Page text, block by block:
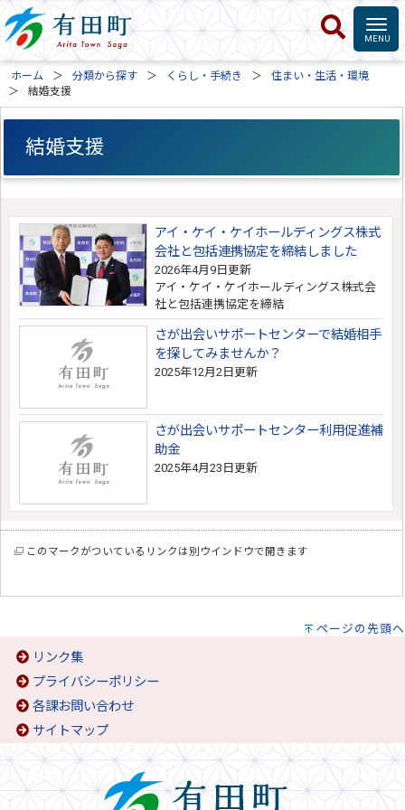
ホーム 分類から探す くらし・手続き
住まい・生活・環境
結婚支援
結婚支援
アイ・ケイ・ケイホールディングス株式
会社と包括連携協定を締結しました
2026年4月9日更新
アイ・ケイ・ケイホールディングス株式会
社と包括連携協定を締結
さが出会いサポートセンターで結婚相手
を探してみませんか？
2025年12月2日更新
さが出会いサポートセンター利用促進補
助金
2025年4月23日更新
このマークがついているリンクは別ウインドウで開きます
ページの先頭へ
リンク集
プライバシーポリシー
各課お問い合わせ
サイトマップ